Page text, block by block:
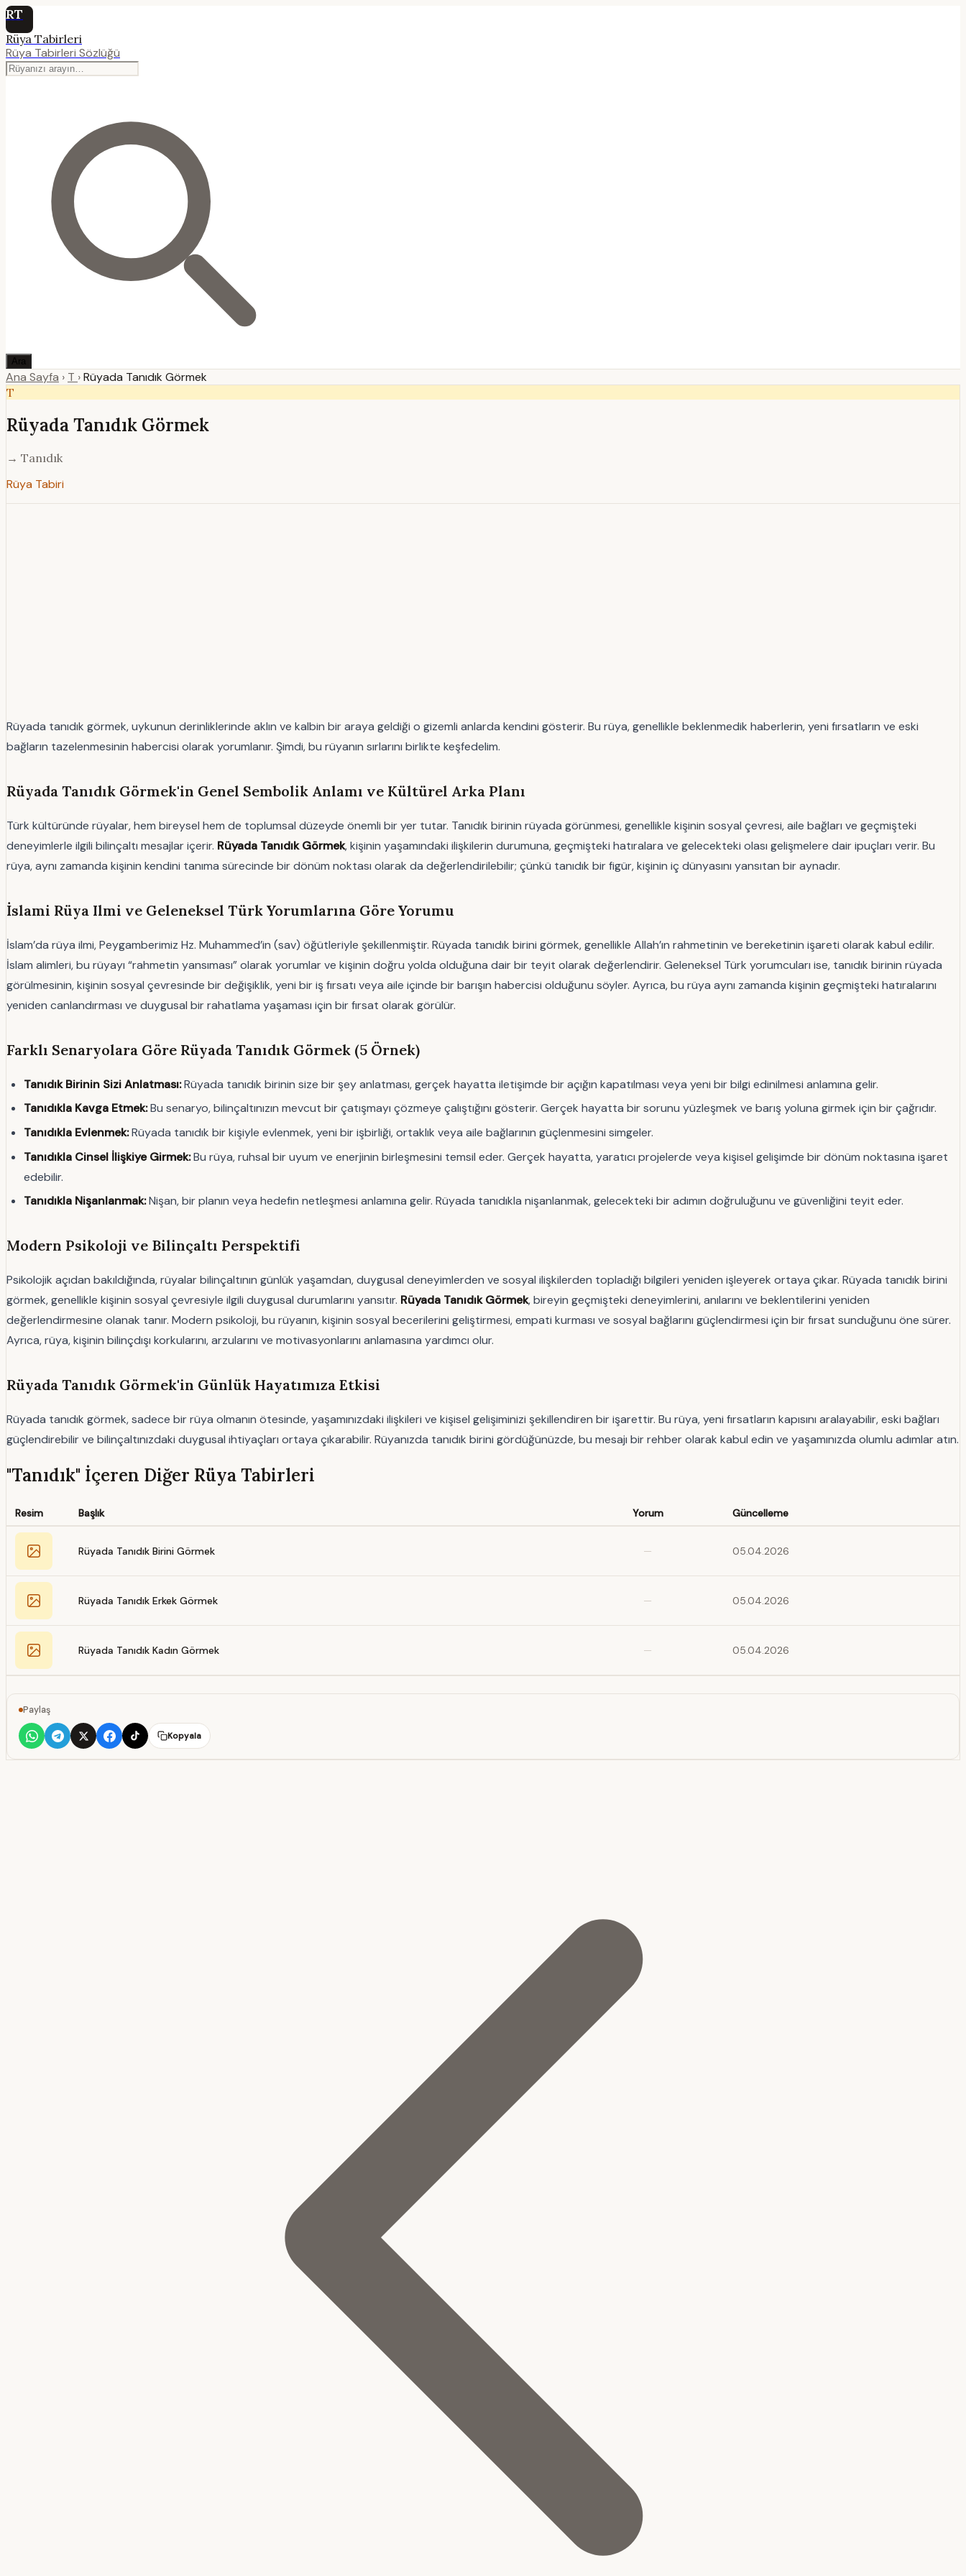
RT
Rüya Tabirleri
Rüya Tabirleri Sözlüğü
Ara
Ana Sayfa › T ›Rüyada Tanıdık Görmek
T
Rüyada Tanıdık Görmek
→ Tanıdık
Rüya Tabiri
Rüyada tanıdık görmek, uykunun derinliklerinde aklın ve kalbin bir araya geldiği o gizemli anlarda kendini gösterir. Bu rüya, genellikle beklenmedik haberlerin, yeni fırsatların ve eski
bağların tazelenmesinin habercisi olarak yorumlanır. Şimdi, bu rüyanın sırlarını birlikte keşfedelim.
Rüyada Tanıdık Görmek'in Genel Sembolik Anlamı ve Kültürel Arka Planı
Türk kültüründe rüyalar, hem bireysel hem de toplumsal düzeyde önemli bir yer tutar. Tanıdık birinin rüyada görünmesi, genellikle kişinin sosyal çevresi, aile bağları ve geçmişteki
deneyimlerle ilgili bilinçaltı mesajlar içerir. Rüyada Tanıdık Görmek, kişinin yaşamındaki ilişkilerin durumuna, geçmişteki hatıralara ve gelecekteki olası gelişmelere dair ipuçları verir. Bu
rüya, aynı zamanda kişinin kendini tanıma sürecinde bir dönüm noktası olarak da değerlendirilebilir; çünkü tanıdık bir figür, kişinin iç dünyasını yansıtan bir aynadır.
İslami Rüya Ilmi ve Geleneksel Türk Yorumlarına Göre Yorumu
İslam’da rüya ilmi, Peygamberimiz Hz. Muhammed’in (sav) öğütleriyle şekillenmiştir. Rüyada tanıdık birini görmek, genellikle Allah’ın rahmetinin ve bereketinin işareti olarak kabul edilir.
İslam alimleri, bu rüyayı “rahmetin yansıması” olarak yorumlar ve kişinin doğru yolda olduğuna dair bir teyit olarak değerlendirir. Geleneksel Türk yorumcuları ise, tanıdık birinin rüyada
görülmesinin, kişinin sosyal çevresinde bir değişiklik, yeni bir iş fırsatı veya aile içinde bir barışın habercisi olduğunu söyler. Ayrıca, bu rüya aynı zamanda kişinin geçmişteki hatıralarını
yeniden canlandırması ve duygusal bir rahatlama yaşaması için bir fırsat olarak görülür.
Farklı Senaryolara Göre Rüyada Tanıdık Görmek (5 Örnek)
Tanıdık Birinin Sizi Anlatması:Rüyada tanıdık birinin size bir şey anlatması, gerçek hayatta iletişimde bir açığın kapatılması veya yeni bir bilgi edinilmesi anlamına gelir.
Tanıdıkla Kavga Etmek:Bu senaryo, bilinçaltınızın mevcut bir çatışmayı çözmeye çalıştığını gösterir. Gerçek hayatta bir sorunu yüzleşmek ve barış yoluna girmek için bir çağrıdır.
Tanıdıkla Evlenmek:Rüyada tanıdık bir kişiyle evlenmek, yeni bir işbirliği, ortaklık veya aile bağlarının güçlenmesini simgeler.
Tanıdıkla Cinsel İlişkiye Girmek:Bu rüya, ruhsal bir uyum ve enerjinin birleşmesini temsil eder. Gerçek hayatta, yaratıcı projelerde veya kişisel gelişimde bir dönüm noktasına işaret
edebilir.
Tanıdıkla Nişanlanmak:Nişan, bir planın veya hedefin netleşmesi anlamına gelir. Rüyada tanıdıkla nişanlanmak, gelecekteki bir adımın doğruluğunu ve güvenliğini teyit eder.
Modern Psikoloji ve Bilinçaltı Perspektifi
Psikolojik açıdan bakıldığında, rüyalar bilinçaltının günlük yaşamdan, duygusal deneyimlerden ve sosyal ilişkilerden topladığı bilgileri yeniden işleyerek ortaya çıkar. Rüyada tanıdık birini
görmek, genellikle kişinin sosyal çevresiyle ilgili duygusal durumlarını yansıtır. Rüyada Tanıdık Görmek, bireyin geçmişteki deneyimlerini, anılarını ve beklentilerini yeniden
değerlendirmesine olanak tanır. Modern psikoloji, bu rüyanın, kişinin sosyal becerilerini geliştirmesi, empati kurması ve sosyal bağlarını güçlendirmesi için bir fırsat sunduğunu öne sürer.
Ayrıca, rüya, kişinin bilinçdışı korkularını, arzularını ve motivasyonlarını anlamasına yardımcı olur.
Rüyada Tanıdık Görmek'in Günlük Hayatımıza Etkisi
Rüyada tanıdık görmek, sadece bir rüya olmanın ötesinde, yaşamınızdaki ilişkileri ve kişisel gelişiminizi şekillendiren bir işarettir. Bu rüya, yeni fırsatların kapısını aralayabilir, eski bağları
güçlendirebilir ve bilinçaltınızdaki duygusal ihtiyaçları ortaya çıkarabilir. Rüyanızda tanıdık birini gördüğünüzde, bu mesajı bir rehber olarak kabul edin ve yaşamınızda olumlu adımlar atın.
"Tanıdık" İçeren Diğer Rüya Tabirleri
Resim Başlık Yorum Güncelleme
Rüyada Tanıdık Birini Görmek — 05.04.2026
Rüyada Tanıdık Erkek Görmek — 05.04.2026
Rüyada Tanıdık Kadın Görmek — 05.04.2026
Paylaş
Kopyala